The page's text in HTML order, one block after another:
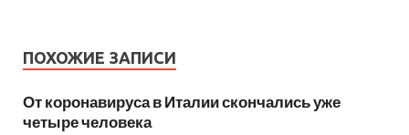
ПОХОЖИЕ ЗАПИСИ
От коронавируса в Италии скончались уже
четыре человека